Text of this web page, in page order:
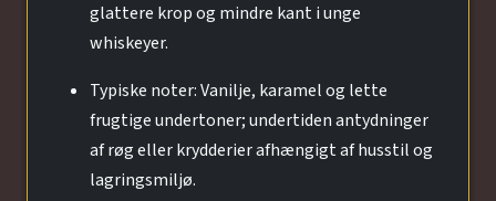
glattere krop og mindre kant i unge
whiskeyer.
Typiske noter: Vanilje, karamel og lette
frugtige undertoner; undertiden antydninger
af røg eller krydderier afhængigt af husstil og
lagringsmiljø.